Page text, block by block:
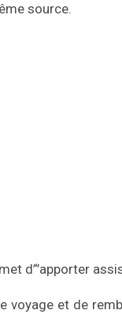
source.
d’‘’apporter
voyage et de